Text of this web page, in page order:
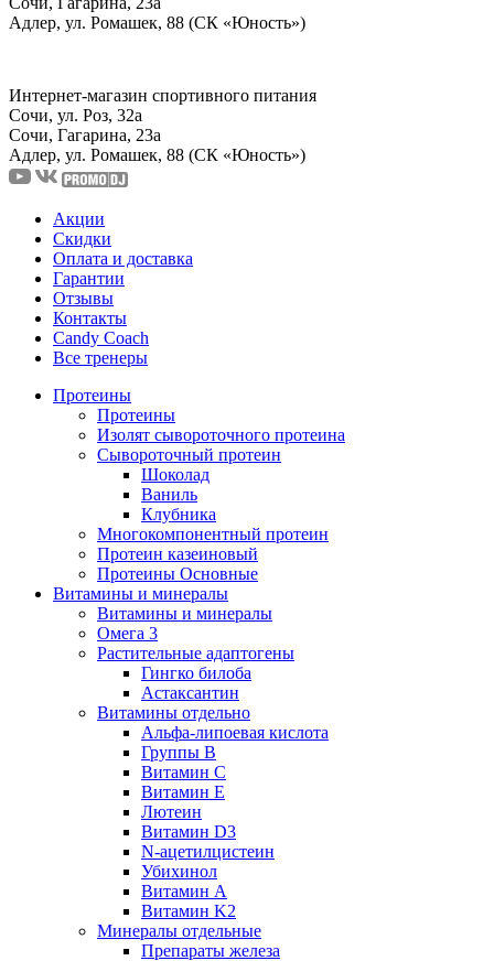
Адлер, ул. Ромашек, 88 (СК «Юность»)
Интернет-магазин спортивного питания
Сочи, ул. Роз, 32а
Сочи, Гагарина, 23а
Адлер, ул. Ромашек, 88 (СК «Юность»)
Акции
Скидки
Оплата и доставка
Гарантии
Отзывы
Контакты
Candy Coach
Все тренеры
Протеины
Протеины
Изолят сывороточного протеина
Сывороточный протеин
Шоколад
Ваниль
Клубника
Многокомпонентный протеин
Протеин казеиновый
Протеины Основные
Витамины и минералы
Витамины и минералы
Омега 3
Растительные адаптогены
Гингко билоба
Астаксантин
Витамины отдельно
Альфа-липоевая кислота
Группы B
Витамин С
Витамин Е
Лютеин
Витамин D3
N-ацетилцистеин
Убихинол
Витамин А
Витамин K2
Минералы отдельные
Препараты железа